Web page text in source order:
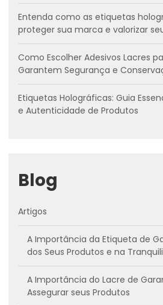
Entenda como as etiquetas
proteger sua marca e valorizar
Como Escolher Adesivos Lacres
Garantem Segurança e
Etiquetas Holográficas: Guia
e Autenticidade de Produtos
Blog
Artigos
A Importância da Etiqueta de
dos Seus Produtos e na
A Importância do Lacre de
Assegurar seus Produtos